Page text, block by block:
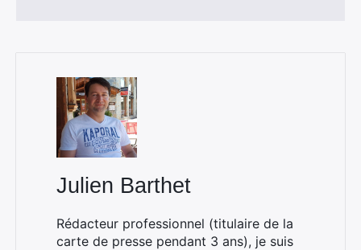
Julien Barthet
Rédacteur professionnel (titulaire de la
carte de presse pendant 3 ans), je suis